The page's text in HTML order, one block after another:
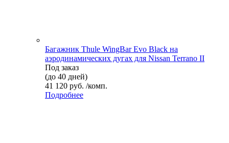
Багажник Thule WingBar Evo Black на
аэродинамических дугах для Nissan Terrano II
Под заказ
(до 40 дней)
41 120 руб. /комп.
Подробнее